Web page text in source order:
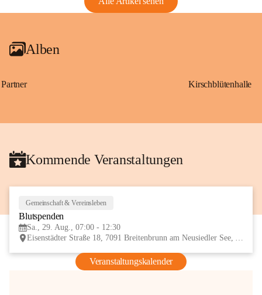
Alben
Partner Kirschblütenhalle
Kommende Veranstaltungen
Gemeinschaft & Vereinsleben
Blutspenden
Sa., 29. Aug., 07:00 - 12:30
Eisenstädter Straße 18, 7091 Breitenbrunn am Neusiedler See, AUT
Veranstaltungskalender